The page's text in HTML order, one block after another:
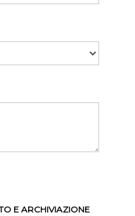
E ARCHIVIAZIONE